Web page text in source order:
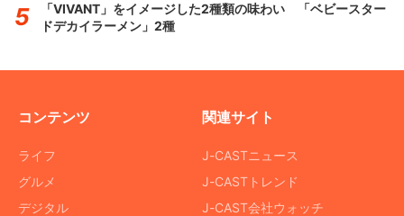
「VIVANT」をイメージした2種類の味わい 「ベビースター
ドデカイラーメン」2種
コンテンツ
ライフ
グルメ
デジタル
関連サイト
J-CASTニュース
J-CASTトレンド
J-CAST会社ウォッチ